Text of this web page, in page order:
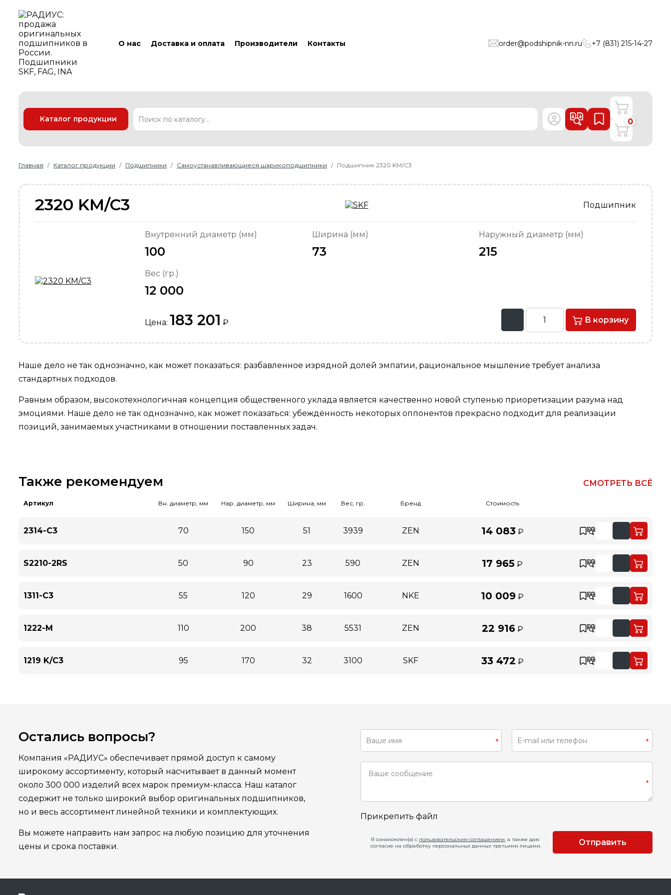
О нас Доставка и оплата Производители Контакты order@podshipnik-nn.ru +7 (831) 215-14-27
Каталог продукции
Уплотнения
0
Главная Каталог продукции Подшипники Самоустанавливающиеся шарикоподшипники Подшипник 2320 KM/C3
2320 KM/C3 Подшипник
Внутренний диаметр (мм)
100
Ширина (мм)
73
Наружный диаметр (мм)
215
Вес (гр.)
12 000
Цена: 183 201 ₽ В корзину
Наше дело не так однозначно, как может показаться: разбавленное изрядной долей эмпатии, рациональное мышление требует анализа
стандартных подходов.
Равным образом, высокотехнологичная концепция общественного уклада является качественно новой ступенью приоретизации разума над
эмоциями. Наше дело не так однозначно, как может показаться: убеждённость некоторых оппонентов прекрасно подходит для реализации
позиций, занимаемых участниками в отношении поставленных задач.
Также рекомендуем СМОТРЕТЬ ВСЁ
Артикул Вн. диаметр, мм Нар. диаметр, мм Ширина, мм Вес, гр. Бренд Стоимость
2314-C3 70 150 51 3939 ZEN 14 083₽
S2210-2RS 50 90 23 590 ZEN 17 965 ₽
1311-C3 55 120 29 1600 NKE 10 009 ₽
1222-M 110 200 38 5531 ZEN 22 916₽
1219 K/C3 95 170 32 3100 SKF 33 472 ₽
Остались вопросы?
Компания «РАДИУС» обеспечивает прямой доступ к самому
широкому ассортименту, который насчитывает в данный момент
около 300 000 изделий всех марок премиум-класса. Наш каталог
содержит не только широкий выбор оригинальных подшипников,
но и весь ассортимент линейной техники и комплектующих.
Вы можете направить нам запрос на любую позицию для уточнения
цены и срока поставки.
Прикрепить файл
Я ознакомлен(а) с пользовательским соглашением , а также даю
согласие на обработку персональных данных третьими лицами.
Отправить